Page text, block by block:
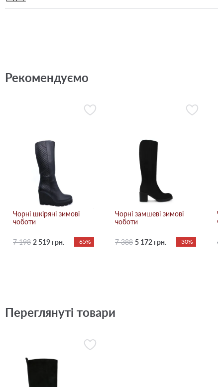
Рекомендуємо
Чорні шкіряні зимові
чоботи
7 198 2 519 грн. -65%
Чорні замшеві зимові
чоботи
7 388 5 172 грн. -30% 6
Переглянуті товари